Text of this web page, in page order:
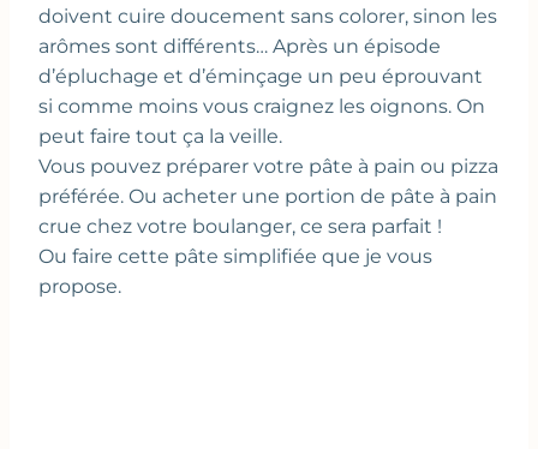
doivent cuire doucement sans colorer, sinon les
arômes sont différents… Après un épisode
d’épluchage et d’éminçage un peu éprouvant
si comme moins vous craignez les oignons. On
peut faire tout ça la veille.
Vous pouvez préparer votre pâte à pain ou pizza
préférée. Ou acheter une portion de pâte à pain
crue chez votre boulanger, ce sera parfait !
Ou faire cette pâte simplifiée que je vous
propose.